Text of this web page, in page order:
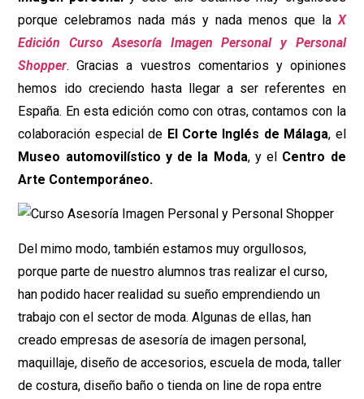
porque celebramos nada más y nada menos que la X
Edición Curso Asesoría Imagen Personal y Personal
Shopper. Gracias a vuestros comentarios y opiniones
hemos ido creciendo hasta llegar a ser referentes en
España. En esta edición como con otras, contamos con la
colaboración especial de El Corte Inglés de Málaga, el
Museo automovilístico y de la Moda, y el Centro de
Arte Contemporáneo.
Del mimo modo, también estamos muy orgullosos,
porque parte de nuestro alumnos tras realizar el curso,
han podido hacer realidad su sueño emprendiendo un
trabajo con el sector de moda. Algunas de ellas, han
creado empresas de asesoría de imagen personal,
maquillaje, diseño de accesorios, escuela de moda, taller
de costura, diseño baño o tienda on line de ropa entre